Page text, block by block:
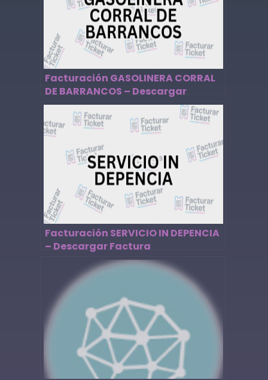
Facturación GASOLINERA CORRAL
DE BARRANCOS – Descargar
Factura
Facturación SERVICIO IN DEPENCIA
– Descargar Factura